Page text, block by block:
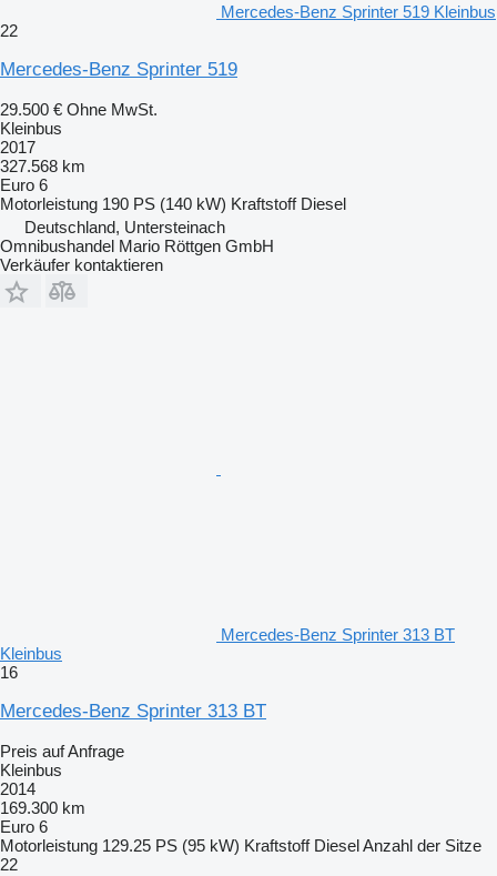
Mercedes-Benz Sprinter 519 Kleinbus
22
Mercedes-Benz Sprinter 519
29.500 € Ohne MwSt.
Kleinbus
2017
327.568 km
Euro 6
Motorleistung 190 PS (140 kW) Kraftstoff Diesel
Deutschland, Untersteinach
Omnibushandel Mario Röttgen GmbH
Verkäufer kontaktieren
Mercedes-Benz Sprinter 313 BT
Kleinbus
16
Mercedes-Benz Sprinter 313 BT
Preis auf Anfrage
Kleinbus
2014
169.300 km
Euro 6
Motorleistung 129.25 PS (95 kW) Kraftstoff DieselAnzahl der Sitze
22